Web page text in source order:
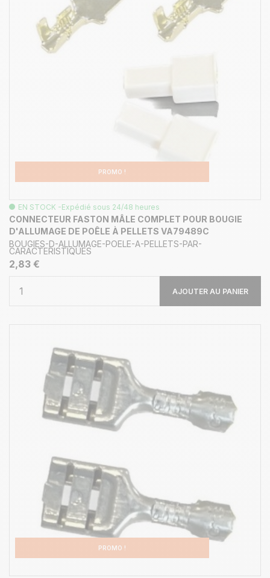
PROMO !
EN STOCK -Expédié sous 24/48 heures
CONNECTEUR FASTON MÂLE COMPLET POUR BOUGIE
D'ALLUMAGE DE POÊLE À PELLETS VA79489C
BOUGIES-D-ALLUMAGE-POELE-A-PELLETS-PAR-
CARACTERISTIQUES
2,83 €
AJOUTER AU PANIER
PROMO !